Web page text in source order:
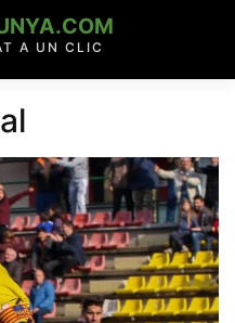
A UN CLIC